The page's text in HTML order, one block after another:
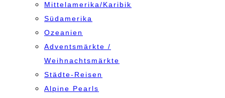
Mittelamerika/Karibik
Südamerika
Ozeanien
Adventsmärkte /
Weihnachtsmärkte
Städte-Reisen
Alpine Pearls